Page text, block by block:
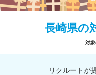
長崎県の
対象
リクルートが